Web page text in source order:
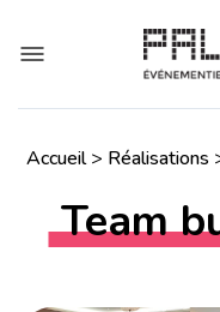
Accueil> Réalisations
Team